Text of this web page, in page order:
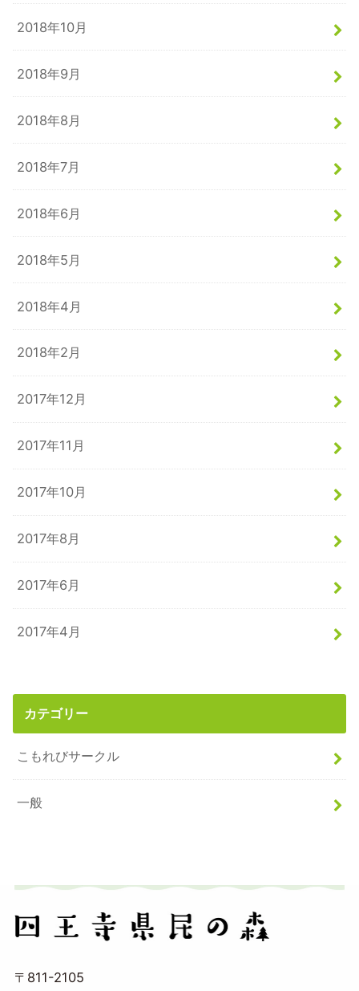
2018年10月
2018年9月
2018年8月
2018年7月
2018年6月
2018年5月
2018年4月
2018年2月
2017年12月
2017年11月
2017年10月
2017年8月
2017年6月
2017年4月
カテゴリー
こもれびサークル
一般
〒811-2105